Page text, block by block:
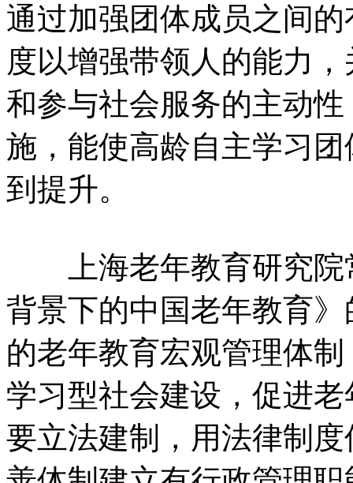
通过加强团体成员之间
度以增强带领人的能力
和参与社会服务的主动
施，能使高龄自主学习
到提升。
上海老年教育研究院
背景下的中国老年教育
的老年教育宏观管理体
学习型社会建设，促进
要立法建制，用法律制